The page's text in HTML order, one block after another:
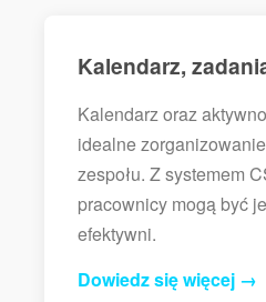
Kalendarz,
Kalendarz oraz
idealne
zespołu. Z systemem
pracownicy mogą być
efektywni.
Dowiedz się więcej →